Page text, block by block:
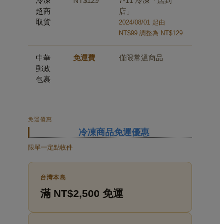
超商
取貨
店」
2024/08/01 起由
NT$99 調整為 NT$129
中華
郵政
包裹
免運費 僅限常溫商品
免運優惠
冷凍商品免運優惠
限單一定點收件
台灣本島
滿 NT$2,500 免運